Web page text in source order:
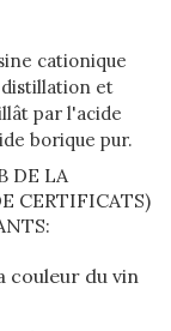
cationique
et
par l'acide
borique pur.
DE LA
CERTIFICATS)
couleur du vin